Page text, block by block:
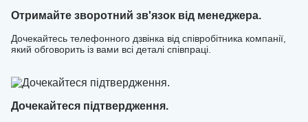
Отримайте зворотний зв'язок від менеджера.
Дочекайтесь телефонного дзвінка від співробітника компанії,
який обговорить із вами всі деталі співпраці.
Дочекайтеся підтвердження.